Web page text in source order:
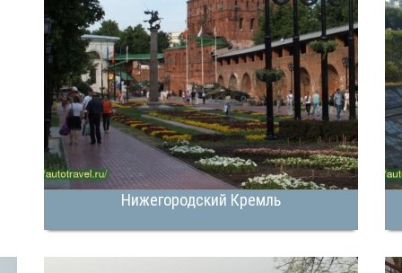
Нижегородский Кремль